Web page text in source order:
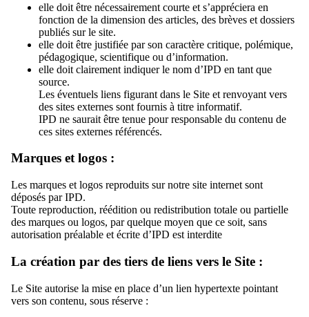
elle doit être nécessairement courte et s’appréciera en
fonction de la dimension des articles, des brèves et dossiers
publiés sur le site.
elle doit être justifiée par son caractère critique, polémique,
pédagogique, scientifique ou d’information.
elle doit clairement indiquer le nom d’IPD en tant que
source.
Les éventuels liens figurant dans le Site et renvoyant vers
des sites externes sont fournis à titre informatif.
IPD ne saurait être tenue pour responsable du contenu de
ces sites externes référencés.
Marques et logos :
Les marques et logos reproduits sur notre site internet sont
déposés par IPD.
Toute reproduction, réédition ou redistribution totale ou partielle
des marques ou logos, par quelque moyen que ce soit, sans
autorisation préalable et écrite d’IPD est interdite
La création par des tiers de liens vers le Site :
Le Site autorise la mise en place d’un lien hypertexte pointant
vers son contenu, sous réserve :